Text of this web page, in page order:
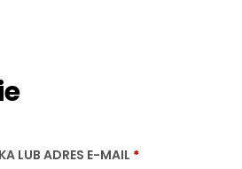
LUB ADRES E-MAIL *